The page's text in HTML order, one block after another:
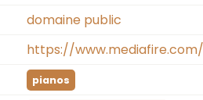
domaine public
https://
pianos